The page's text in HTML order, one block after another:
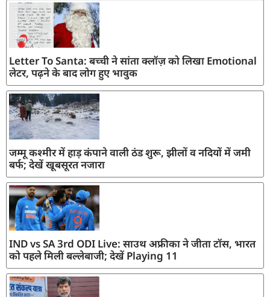
Letter To Santa: बच्ची ने सांता क्लॉज़ को लिखा Emotional
लेटर, पढ़ने के बाद लोग हुए भावुक
जम्मू कश्मीर में हाड़ कंपाने वाली ठंड शुरू, झीलों व नदियों में जमी
बर्फ; देखें खूबसूरत नजारा
IND vs SA 3rd ODI Live: साउथ अफ्रीका ने जीता टॉस, भारत
को पहले मिली बल्लेबाजी; देखें Playing 11